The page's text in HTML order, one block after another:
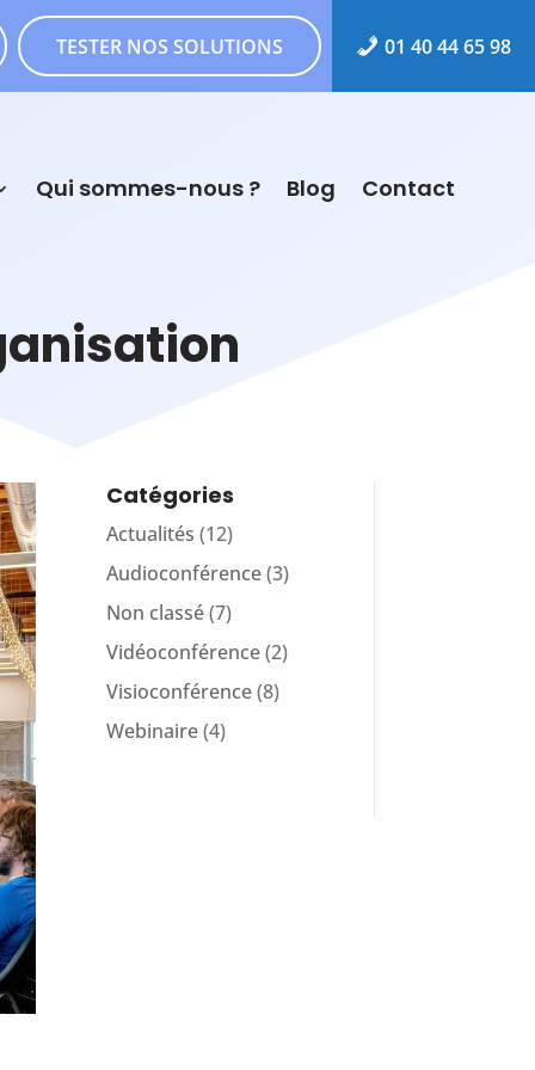
TESTER NOS SOLUTIONS 01 40 44 65 98
Qui sommes-nous ? Blog Contact
Catégories
Actualités (12)
Audioconférence(3)
Non classé(7)
Vidéoconférence(2)
Visioconférence(8)
Webinaire(4)